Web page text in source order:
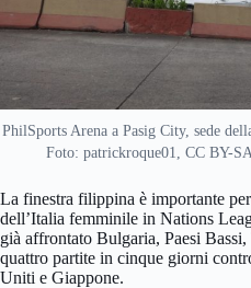
PhilSports Arena a Pasig City, sede
Foto: patrickroque01, CC BY-
La finestra filippina è importante
dell’Italia femminile in Nations
già affrontato Bulgaria, Paesi
quattro partite in cinque giorni
Uniti e Giappone.